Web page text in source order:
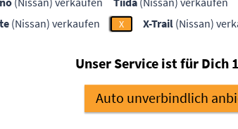
(Nissan) verkaufen X X-Trail (Nissan)
Unser Service ist für Dich
Auto unverbindlich